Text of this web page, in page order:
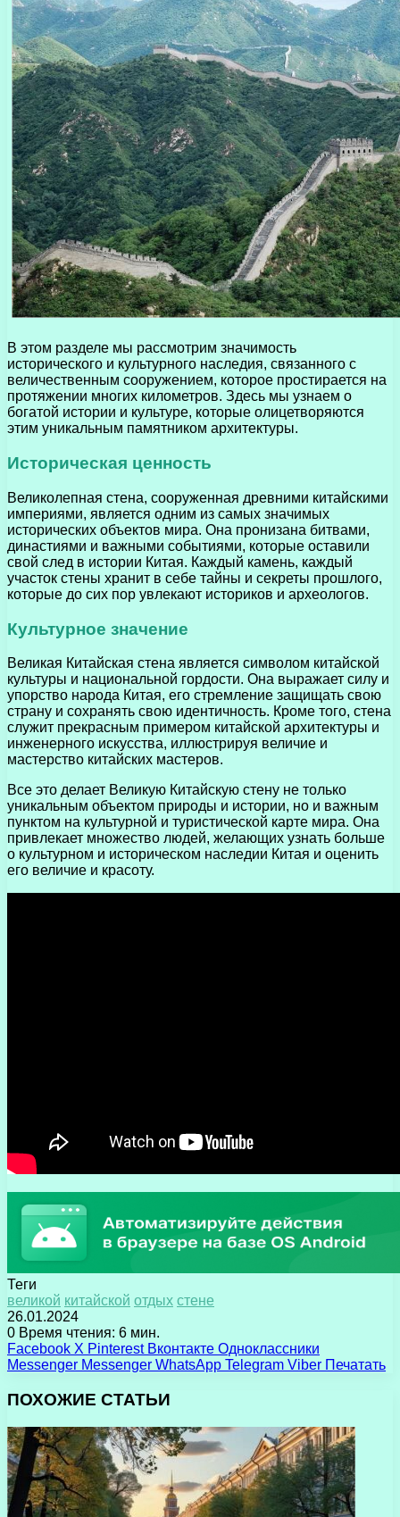
В этом разделе мы рассмотрим значимость
исторического и культурного наследия, связанного с
величественным сооружением, которое простирается на
протяжении многих километров. Здесь мы узнаем о
богатой истории и культуре, которые олицетворяются
этим уникальным памятником архитектуры.
Историческая ценность
Великолепная стена, сооруженная древними китайскими
империями, является одним из самых значимых
исторических объектов мира. Она пронизана битвами,
династиями и важными событиями, которые оставили
свой след в истории Китая. Каждый камень, каждый
участок стены хранит в себе тайны и секреты прошлого,
которые до сих пор увлекают историков и археологов.
Культурное значение
Великая Китайская стена является символом китайской
культуры и национальной гордости. Она выражает силу и
упорство народа Китая, его стремление защищать свою
страну и сохранять свою идентичность. Кроме того, стена
служит прекрасным примером китайской архитектуры и
инженерного искусства, иллюстрируя величие и
мастерство китайских мастеров.
Все это делает Великую Китайскую стену не только
уникальным объектом природы и истории, но и важным
пунктом на культурной и туристической карте мира. Она
привлекает множество людей, желающих узнать больше
о культурном и историческом наследии Китая и оценить
его величие и красоту.
Теги
великой китайской отдых стене
26.01.2024
0 Время чтения: 6 мин.
Facebook X Pinterest Вконтакте Одноклассники
Messenger Messenger WhatsApp Telegram Viber Печатать
ПОХОЖИЕ СТАТЬИ